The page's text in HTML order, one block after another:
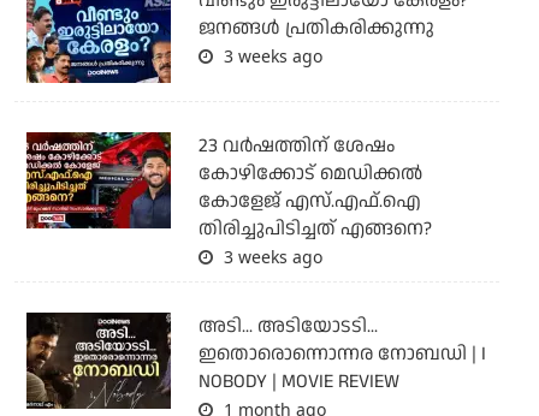
ജനങ്ങൾ പ്രതികരിക്കുന്നു
3 weeks ago
23 വർഷത്തിന് ശേഷം
കോഴിക്കോട് മെഡിക്കൽ
കോളേജ് എസ്.എഫ്.ഐ
തിരിച്ചുപിടിച്ചത് എങ്ങനെ?
3 weeks ago
അടി... അടിയോടടി...
ഇതൊരൊന്നൊന്നര നോബഡി | I
NOBODY | MOVIE REVIEW
1 month ago